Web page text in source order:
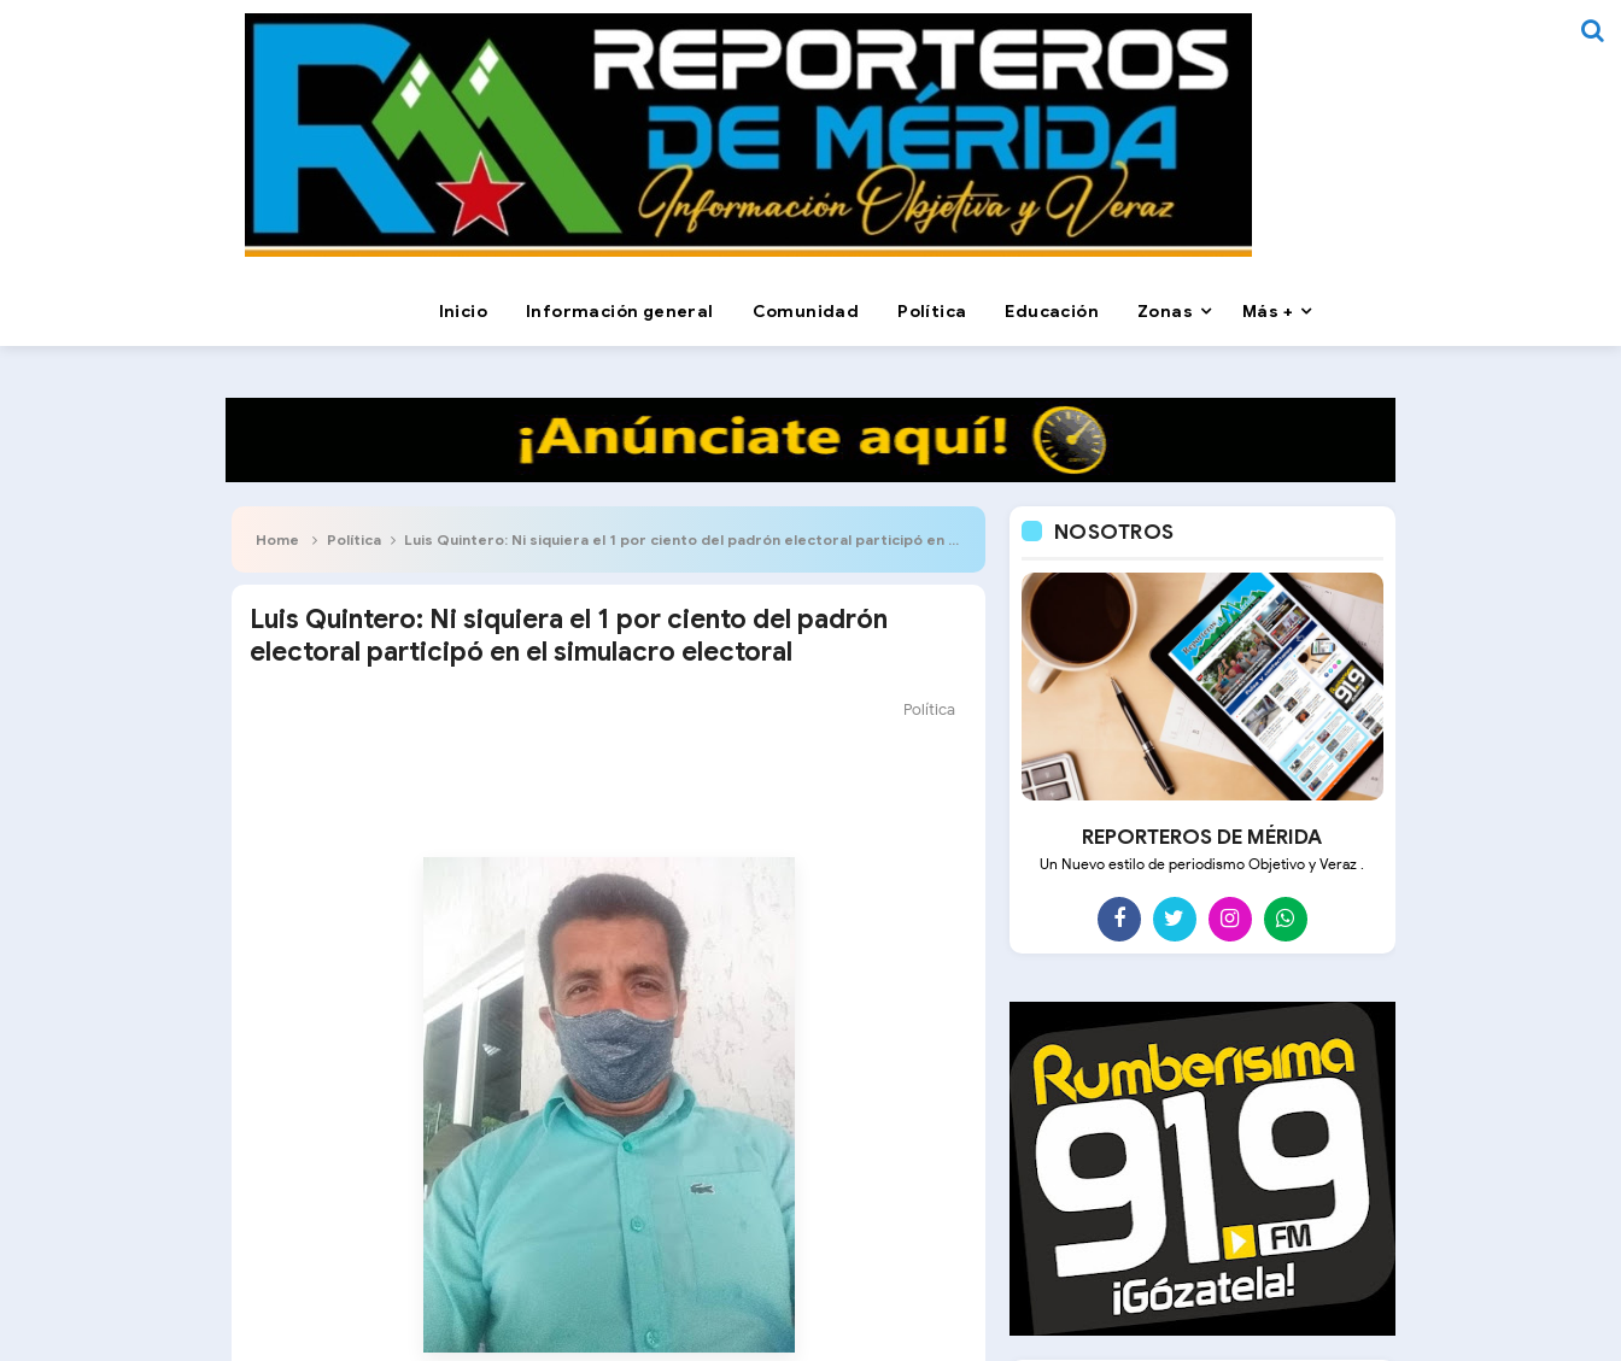
Inicio Información general Comunidad Política Educación Zonas Más +
Home Política Luis Quintero: Ni siquiera el 1 por ciento del padrón electoral participó en el simulacro electoral
Luis Quintero: Ni siquiera el 1 por ciento del padrón
electoral participó en el simulacro electoral
Política
NOSOTROS
REPORTEROS DE MÉRIDA
Un Nuevo estilo de periodismo Objetivo y Veraz .